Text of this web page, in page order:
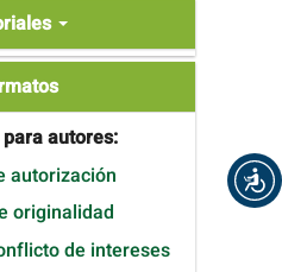
autores:
autorización
originalidad
de intereses